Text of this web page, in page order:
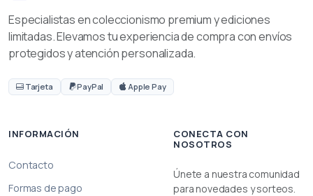
Especialistas en coleccionismo premium y ediciones
limitadas. Elevamos tu experiencia de compra con envíos
protegidos y atención personalizada.
Tarjeta PayPal Apple Pay
INFORMACIÓN
Contacto
Formas de pago
CONECTA CON
NOSOTROS
Únete a nuestra comunidad
para novedades y sorteos.